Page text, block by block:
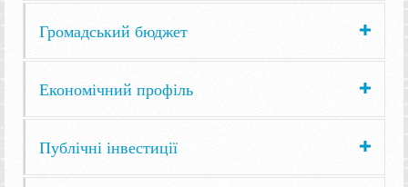
Громадський бюджет
Економічний профіль
Публічні інвестиції